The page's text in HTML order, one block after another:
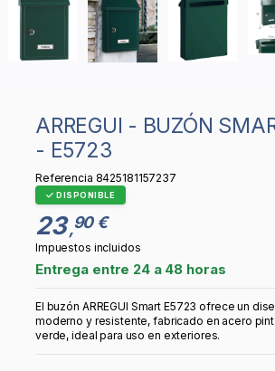
ARREGUI - BUZÓN SMART VERDE
- E5723
Referencia 8425181157237
DISPONIBLE
23 ,90 €
Impuestos incluidos
Entrega entre 24 a 48 horas
El buzón ARREGUI Smart E5723 ofrece un
moderno y resistente, fabricado en acero
verde, ideal para uso en exteriores.